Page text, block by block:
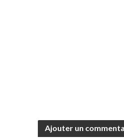
Ajouter un